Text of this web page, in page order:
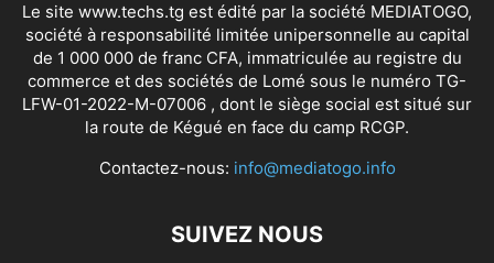
Le site www.techs.tg est édité par la société MEDIATOGO,
société à responsabilité limitée unipersonnelle au capital
de 1 000 000 de franc CFA, immatriculée au registre du
commerce et des sociétés de Lomé sous le numéro TG-
LFW-01-2022-M-07006 , dont le siège social est situé sur
la route de Kégué en face du camp RCGP.
Contactez-nous: info@mediatogo.info
SUIVEZ NOUS